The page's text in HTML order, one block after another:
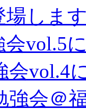
場しま
会vol.5
会vol.4
強会